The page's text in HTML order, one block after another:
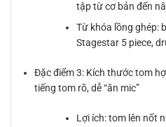
tập từ cơ bản đến
Từ khóa lồng ghép:
Stagestar 5 piece,
Đặc điểm 3: Kích thước tom
tiếng tom rõ, dễ “ăn mic”
Lợi ích: tom lên nốt